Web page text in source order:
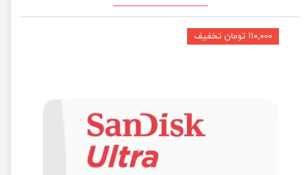
۱۱۰,۰۰۰ تومان تخفیف